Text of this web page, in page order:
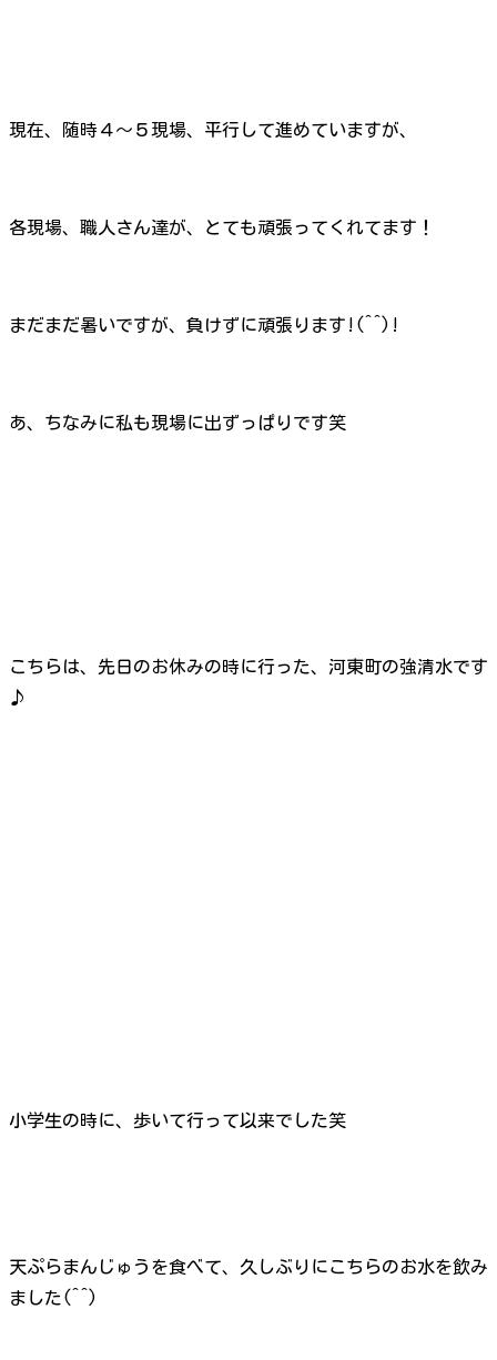
現在、随時４～５現場、平行して進めていますが、
各現場、職人さん達が、とても頑張ってくれてます！
まだまだ暑いですが、負けずに頑張ります!(^^)!
あ、ちなみに私も現場に出ずっぱりです笑
こちらは、先日のお休みの時に行った、河東町の強清水です
♪
小学生の時に、歩いて行って以来でした笑
天ぷらまんじゅうを食べて、久しぶりにこちらのお水を飲み
ました(^^)